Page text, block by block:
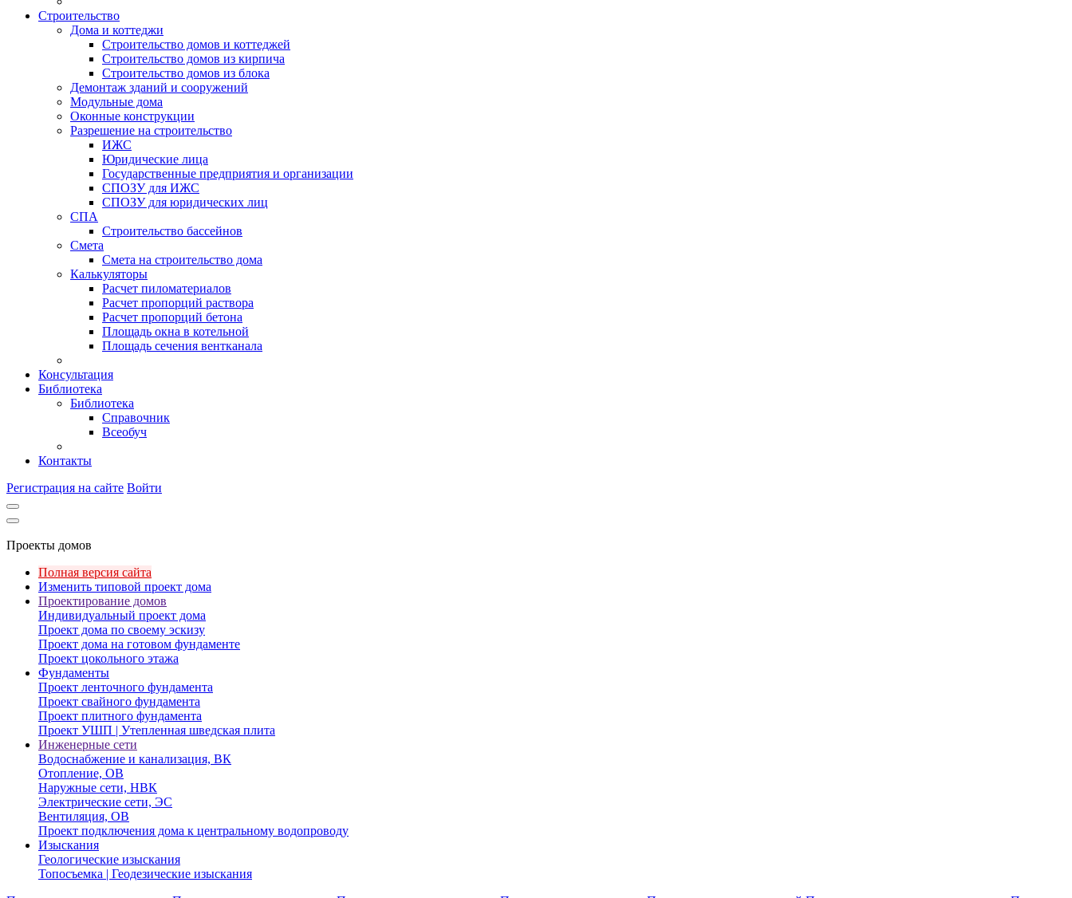
Строительство
Дома и коттеджи
Строительство домов и коттеджей
Строительство домов из кирпича
Строительство домов из блока
Демонтаж зданий и сооружений
Модульные дома
Оконные конструкции
Разрешение на строительство
ИЖС
Юридические лица
Государственные предприятия и организации
СПОЗУ для ИЖС
СПОЗУ для юридических лиц
СПА
Строительство бассейнов
Смета
Смета на строительство дома
Калькуляторы
Расчет пиломатериалов
Расчет пропорций раствора
Расчет пропорций бетона
Площадь окна в котельной
Площадь сечения вентканала
Консультация
Библиотека
Библиотека
Справочник
Всеобуч
Контакты
Регистрация на сайте Войти
Проекты домов
Полная версия сайта
Изменить типовой проект дома
Проектирование домов
Индивидуальный проект дома
Проект дома по своему эскизу
Проект дома на готовом фундаменте
Проект цокольного этажа
Фундаменты
Проект ленточного фундамента
Проект свайного фундамента
Проект плитного фундамента
Проект УШП | Утепленная шведская плита
Инженерные сети
Водоснабжение и канализация, ВК
Отопление, ОВ
Наружные сети, НВК
Электрические сети, ЭС
Вентиляция, ОВ
Проект подключения дома к центральному водопроводу
Изыскания
Геологические изыскания
Топосъемка | Геодезические изыскания